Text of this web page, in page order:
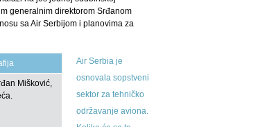
generalnim direktorom Srđanom
sa Air Serbijom i planovima za
Mišković,
Air Serbia je
osnovala sopstveni
sektor za tehničko
održavanje aviona.